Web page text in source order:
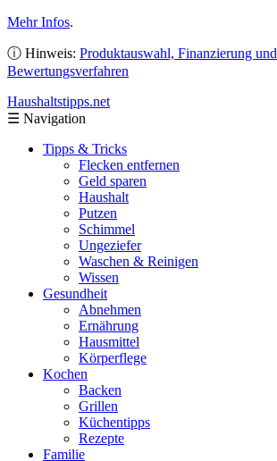
Mehr Infos.
ⓘ Hinweis: Produktauswahl, Finanzierung und
Bewertungsverfahren
Haushaltstipps.net
☰ Navigation
Tipps & Tricks
Flecken entfernen
Geld sparen
Haushalt
Putzen
Schimmel
Ungeziefer
Waschen & Reinigen
Wissen
Gesundheit
Abnehmen
Ernährung
Hausmittel
Körperflege
Kochen
Backen
Grillen
Küchentipps
Rezepte
Familie